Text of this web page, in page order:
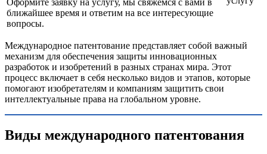
ближайшее время и ответим на все интересующие
вопросы.
Международное патентование представляет собой важный
механизм для обеспечения защиты инновационных
разработок и изобретений в разных странах мира. Этот
процесс включает в себя несколько видов и этапов, которые
помогают изобретателям и компаниям защитить свои
интеллектуальные права на глобальном уровне.
Виды международного патентования